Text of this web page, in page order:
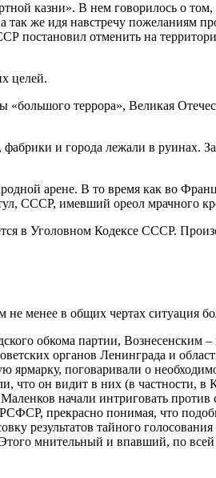
казни». В нем говорилось о
же идя навстречу пожеланиям
отменить на
целей.
«большого террора», Великая
и города лежали в руинах.
арене. В то время как во
СССР, имевший ореол мрачного
в Уголовном Кодексе СССР.
менее в общих чертах ситуация
обкома партии,
органов Ленинграда и
ярмарку, поговаривали о
что он видит в них (в частности,
начали интриговать
прекрасно понимая, что
результатов тайного
мнительный и впавший, по